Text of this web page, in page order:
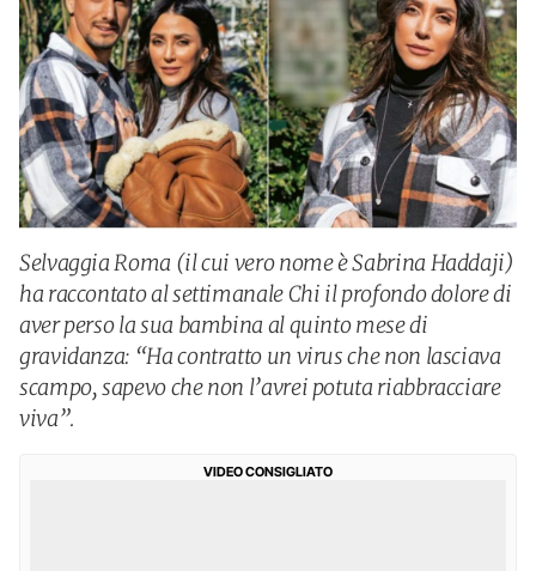
Selvaggia Roma (il cui vero nome è Sabrina Haddaji)
ha raccontato al settimanale Chi il profondo dolore di
aver perso la sua bambina al quinto mese di
gravidanza: “Ha contratto un virus che non lasciava
scampo, sapevo che non l’avrei potuta riabbracciare
viva”.
VIDEO CONSIGLIATO